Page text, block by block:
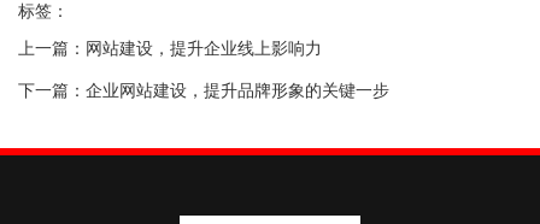
标签：
上一篇： 网站建设，提升企业线上影响力
下一篇： 企业网站建设，提升品牌形象的关键一步